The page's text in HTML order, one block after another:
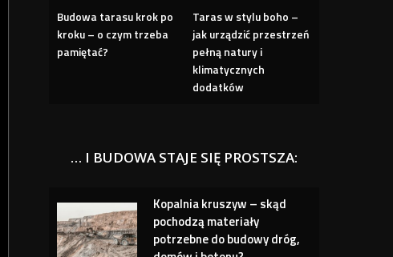
Budowa tarasu krok po
kroku – o czym trzeba
pamiętać?
Taras w stylu boho –
jak urządzić przestrzeń
pełną natury i
klimatycznych
dodatków
… I BUDOWA STAJE SIĘ PROSTSZA:
Kopalnia kruszyw – skąd
pochodzą materiały
potrzebne do budowy dróg,